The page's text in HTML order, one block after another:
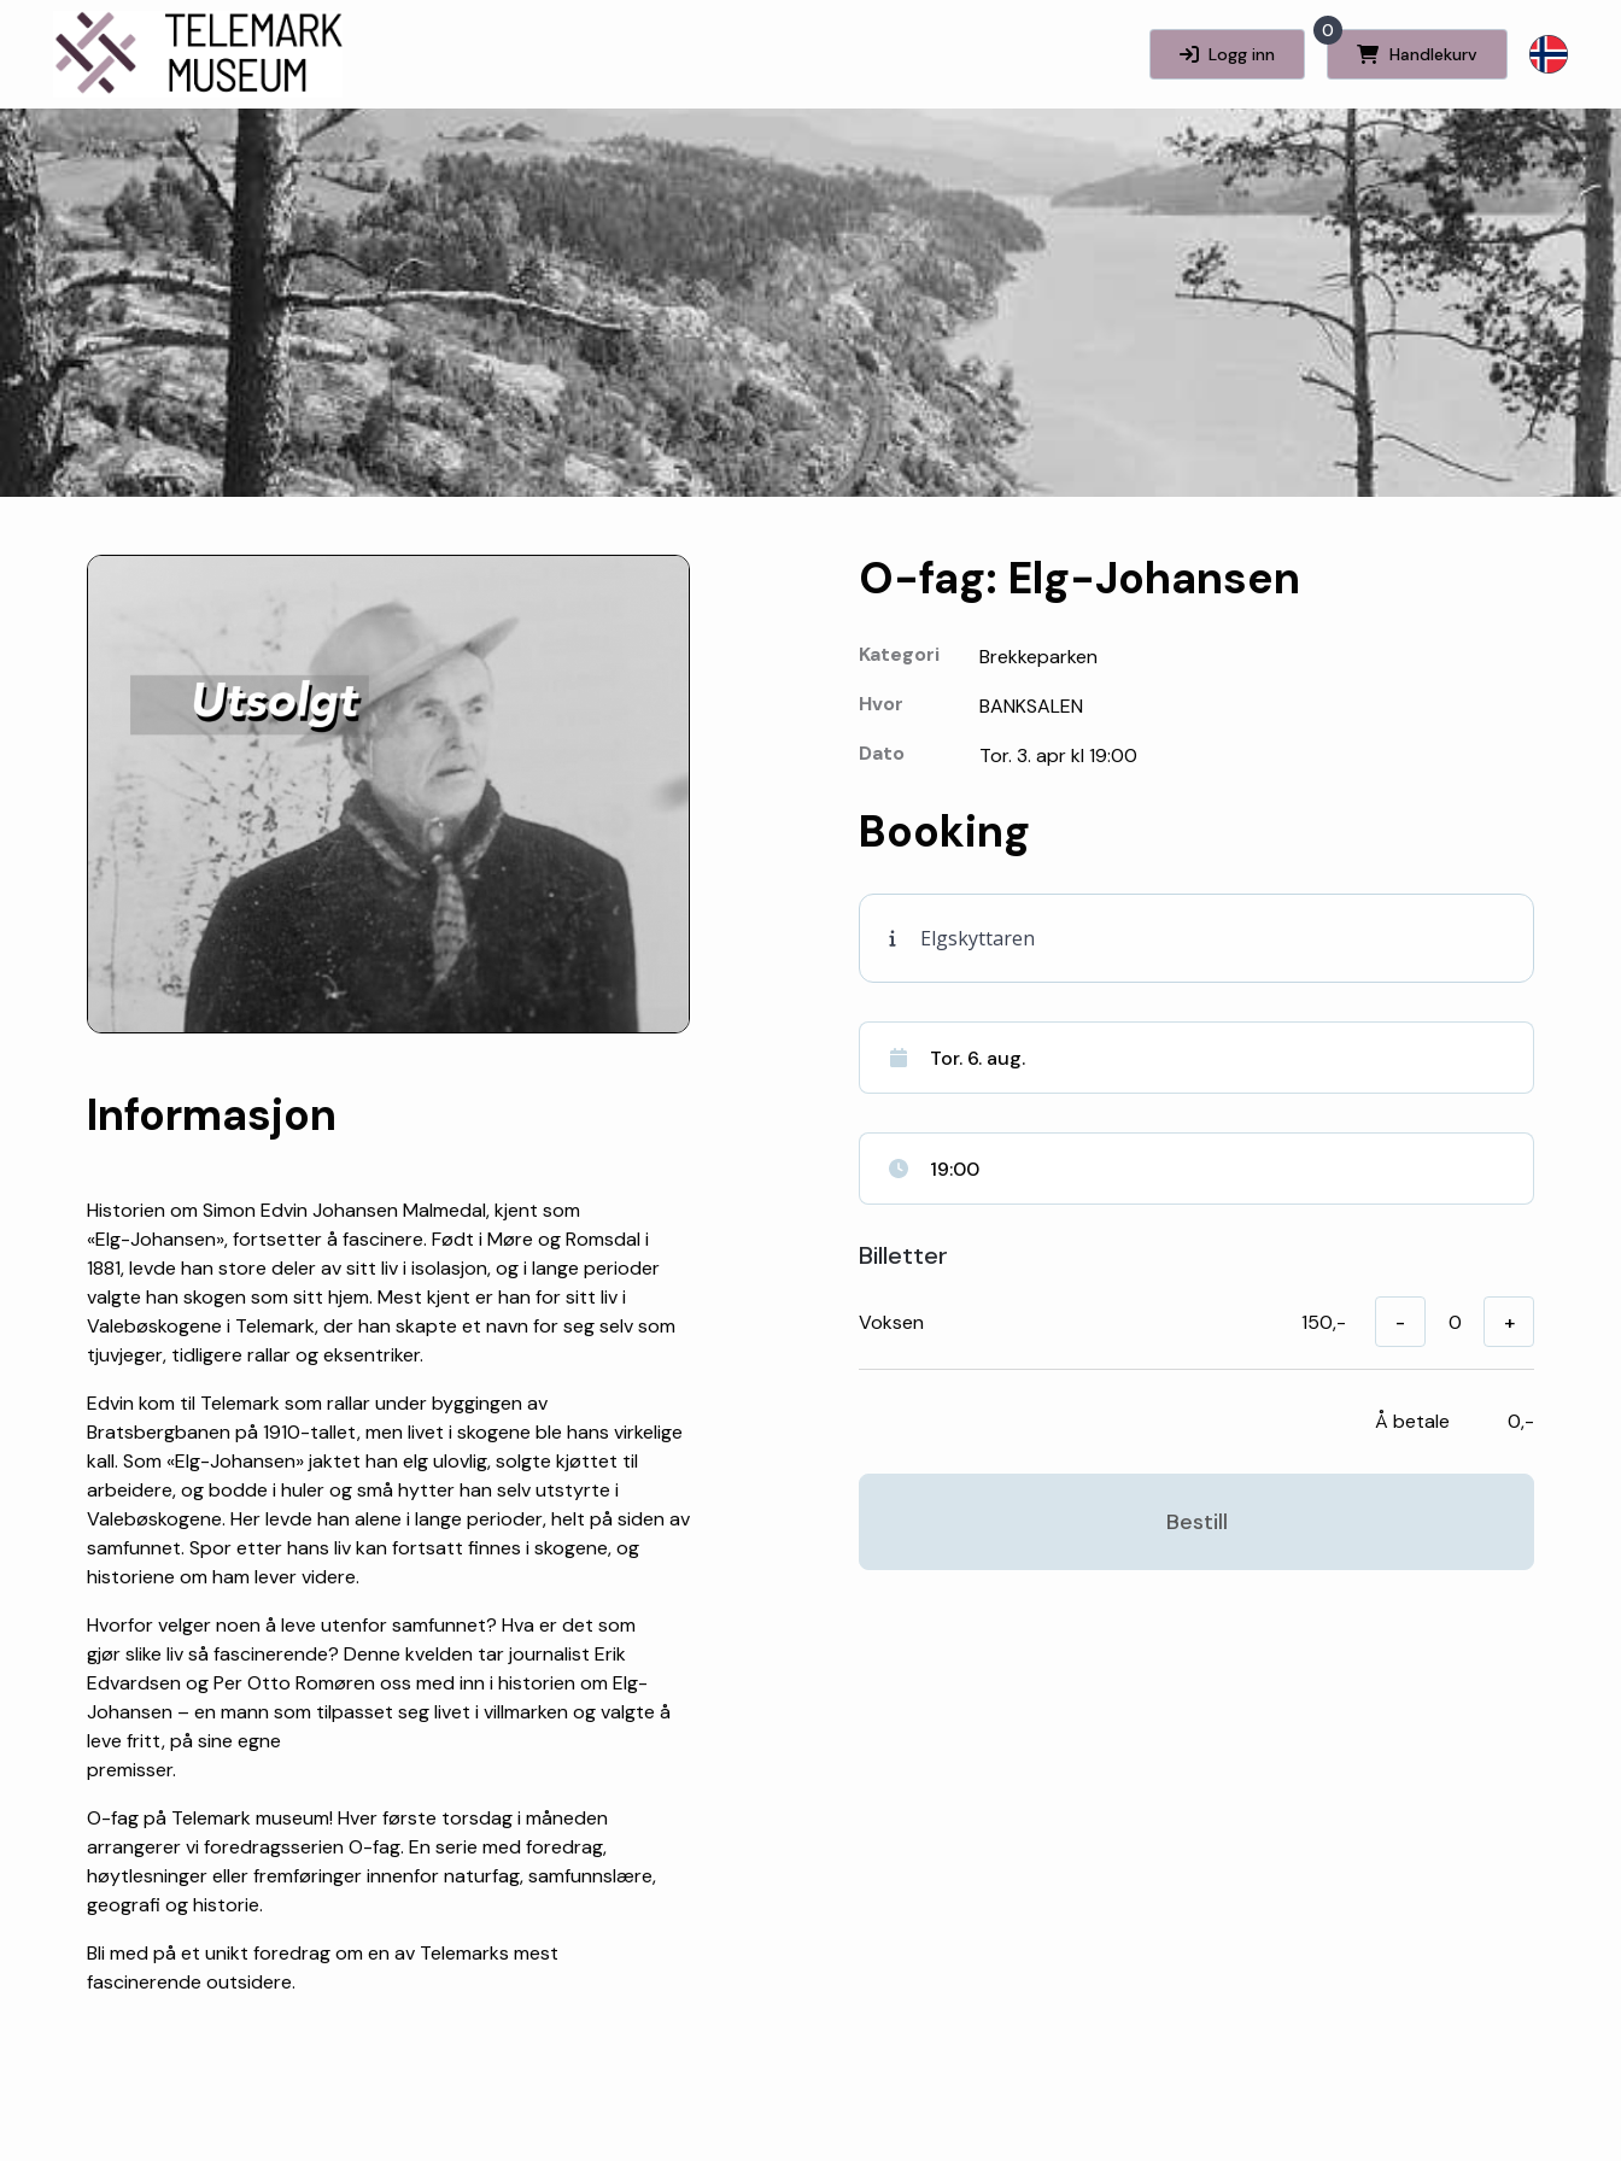
Logg inn Handlekurv
0
Informasjon
Historien om Simon Edvin Johansen Malmedal, kjent som
«Elg-Johansen», fortsetter å fascinere. Født i Møre og Romsdal i
1881, levde han store deler av sitt liv i isolasjon, og i lange perioder
valgte han skogen som sitt hjem. Mest kjent er han for sitt liv i
Valebøskogene i Telemark, der han skapte et navn for seg selv som
tjuvjeger, tidligere rallar og eksentriker.
Edvin kom til Telemark som rallar under byggingen av
Bratsbergbanen på 1910-tallet, men livet i skogene ble hans virkelige
kall. Som «Elg-Johansen» jaktet han elg ulovlig, solgte kjøttet til
arbeidere, og bodde i huler og små hytter han selv utstyrte i
Valebøskogene. Her levde han alene i lange perioder, helt på siden av
samfunnet. Spor etter hans liv kan fortsatt finnes i skogene, og
historiene om ham lever videre.
Hvorfor velger noen å leve utenfor samfunnet? Hva er det som
gjør slike liv så fascinerende? Denne kvelden tar journalist Erik
Edvardsen og Per Otto Romøren oss med inn i historien om Elg-
Johansen – en mann som tilpasset seg livet i villmarken og valgte å
leve fritt, på sine egne
premisser.
O-fag på Telemark museum! Hver første torsdag i måneden
arrangerer vi foredragsserien O-fag. En serie med foredrag,
høytlesninger eller fremføringer innenfor naturfag, samfunnslære,
geografi og historie.
Bli med på et unikt foredrag om en av Telemarks mest
fascinerende outsidere.
O-fag: Elg-Johansen
Kategori
Brekkeparken
Hvor
BANKSALEN
Dato
Tor. 3. apr kl 19:00
Booking
Elgskyttaren
Tor. 6. aug.
19:00
Billetter
Voksen 150,- - +
Å betale 0,-
Bestill